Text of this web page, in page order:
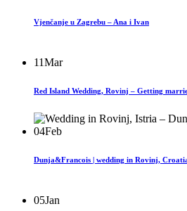
Vjenčanje u Zagrebu – Ana i Ivan
11Mar
Red Island Wedding, Rovinj – Getting
04Feb
Dunja&Francois | wedding in Rovinj,
05Jan